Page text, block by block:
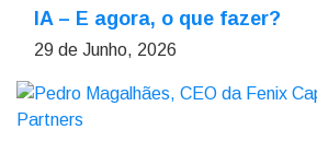
IA – E agora, o que fazer?
29 de Junho, 2026